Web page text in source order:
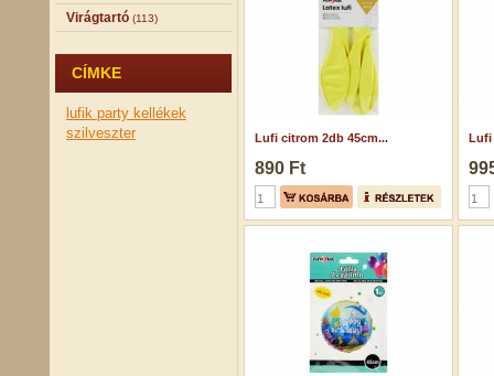
Virágtartó (113)
CÍMKE
lufik party kellékek
szilveszter
Lufi citrom 2db 45cm...
890 Ft
Lufi